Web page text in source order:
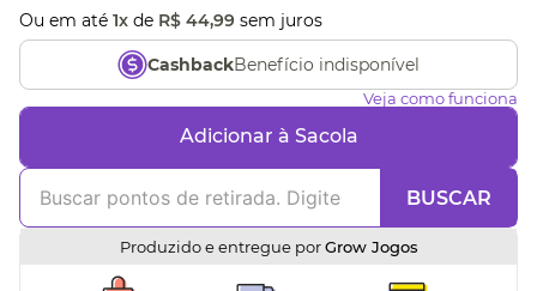
Ou em até 1x de R$ 44,99 sem juros
CashbackBenefício indisponível
Veja como funciona
Adicionar à Sacola
BUSCAR
Produzido e entregue por Grow Jogos